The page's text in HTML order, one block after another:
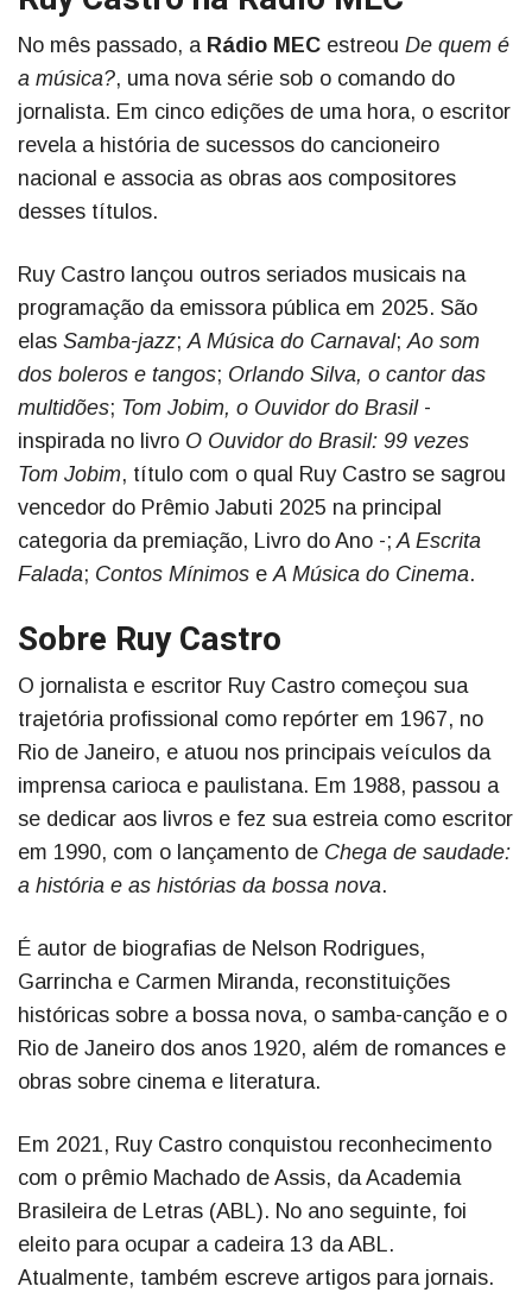
No mês passado, aRádio MEC estreou De quem é
a música?, uma nova série sob o comando do
jornalista. Em cinco edições de uma hora, o escritor
revela a história de sucessos do cancioneiro
nacional e associa as obras aos compositores
desses títulos.
Ruy Castro lançou outros seriados musicais na
programação da emissora pública em 2025. São
elas Samba-jazz;A Música do Carnaval;Ao som
dos boleros e tangos; Orlando Silva, o cantor das
multidões; Tom Jobim, o Ouvidor do Brasil -
inspirada no livro O Ouvidor do Brasil: 99 vezes
Tom Jobim, título com o qual Ruy Castro se sagrou
vencedor do Prêmio Jabuti 2025 na principal
categoria da premiação, Livro do Ano -; A Escrita
Falada; Contos Mínimos eA Música do Cinema.
Sobre Ruy Castro
O jornalista e escritor Ruy Castro começou sua
trajetória profissional como repórter em 1967, no
Rio de Janeiro, e atuou nos principais veículos da
imprensa carioca e paulistana. Em 1988, passou a
se dedicar aos livros e fez sua estreia como escritor
em 1990, com o lançamento de Chega de saudade:
a história e as histórias da bossa nova.
É autor de biografias de Nelson Rodrigues,
Garrincha e Carmen Miranda, reconstituições
históricas sobre a bossa nova, o samba-canção e o
Rio de Janeiro dos anos 1920, além de romances e
obras sobre cinema e literatura.
Em 2021, Ruy Castro conquistou reconhecimento
com o prêmio Machado de Assis, da Academia
Brasileira de Letras (ABL). No ano seguinte, foi
eleito para ocupar a cadeira 13 da ABL.
Atualmente, também escreve artigos para jornais.